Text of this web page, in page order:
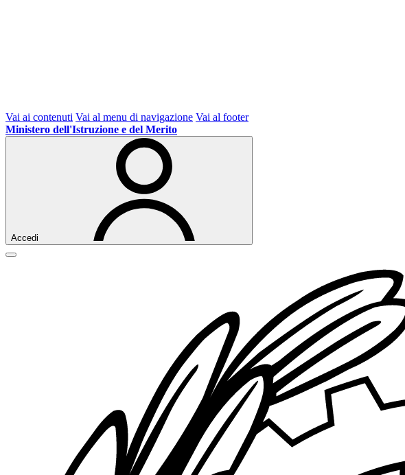
Vai ai contenuti Vai al menu di navigazione Vai al footer
Ministero dell'Istruzione e del Merito
Accedi